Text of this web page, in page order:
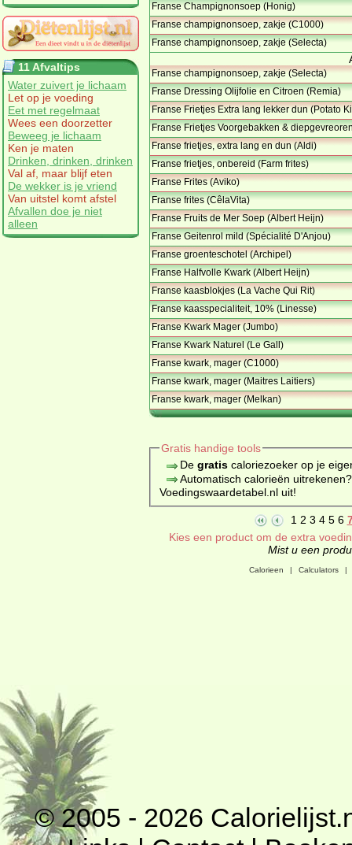
11 Afvaltips
Water zuivert je lichaam
Let op je voeding
Eet met regelmaat
Wees een doorzetter
Beweeg je lichaam
Ken je maten
Drinken, drinken, drinken
Val af, maar blijf eten
De wekker is je vriend
Van uitstel komt afstel
Afvallen doe je niet
alleen
Franse Champignonsoep (Honig)
Franse champignonsoep, zakje (C1000)
Franse champignonsoep, zakje (Selecta)
Franse champignonsoep, zakje (Selecta)
Franse Dressing Olijfolie en Citroen (Remia)
Franse Frietjes Extra lang lekker dun (Potato
Franse Frietjes Voorgebakken &
Franse frietjes, extra lang en dun (Aldi)
Franse frietjes, onbereid (Farm frites)
Franse Frites (Aviko)
Franse frites (CêlaVita)
Franse Fruits de Mer Soep (Albert Heijn)
Franse Geitenrol mild (Spécialité D'Anjou)
Franse groenteschotel (Archipel)
Franse Halfvolle Kwark (Albert Heijn)
Franse kaasblokjes (La Vache Qui Rit)
Franse kaasspecialiteit, 10% (Linesse)
Franse Kwark Mager (Jumbo)
Franse Kwark Naturel (Le Gall)
Franse kwark, mager (C1000)
Franse kwark, mager (Maitres Laitiers)
Franse kwark, mager (Melkan)
Gratis handige tools
De gratiscaloriezoeker op je
Automatisch calorieën
Voedingswaardetabel.nl uit!
1 2 3 4 5 6
Kies een product om de extra
Mist u een
Calorieen | Calculators |
© 2005 - 2026